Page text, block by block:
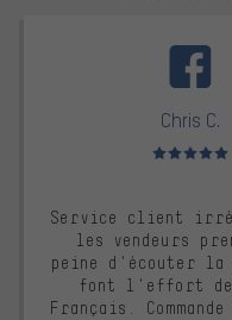
Chris C.
Note
Service client
les vendeurs
peine d'écouter la
font l'effort
Français.